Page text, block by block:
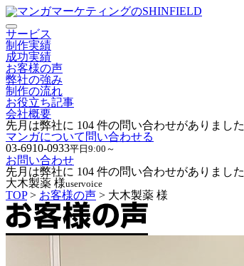
サービス
制作実績
成功実績
お客様の声
弊社の強み
制作の流れ
お役立ち記事
会社概要
先月は弊社に 104 件の問い合わせがありました
マンガについて問い合わせる
03-6910-0933平日9:00～
お問い合わせ
先月は弊社に 104 件の問い合わせがありました
大木製薬 様uservoice
TOP> お客様の声 > 大木製薬 様